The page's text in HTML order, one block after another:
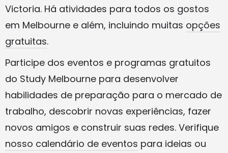
Victoria. Há atividades para todos os gostos
em Melbourne e além, incluindo muitas opções
gratuitas.
Participe dos eventos e programas gratuitos
do Study Melbourne para desenvolver
habilidades de preparação para o mercado de
trabalho, descobrir novas experiências, fazer
novos amigos e construir suas redes. Verifique
nosso calendário de eventos para ideias ou